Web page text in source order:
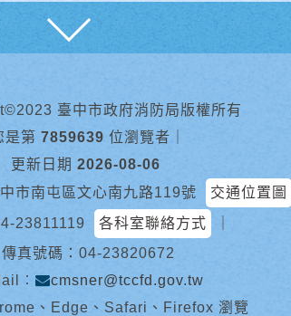
臺中市政府消防局版權所有
是第 7859639 位瀏覽者
更新日期 2026-08-06
市南屯區文心南九路119號
交通位置圖
23811119 各科室聯絡方式
傳真號碼：04-23820672
cmsner@tccfd.gov.tw
、Edge、Safari、Firefox 瀏覽